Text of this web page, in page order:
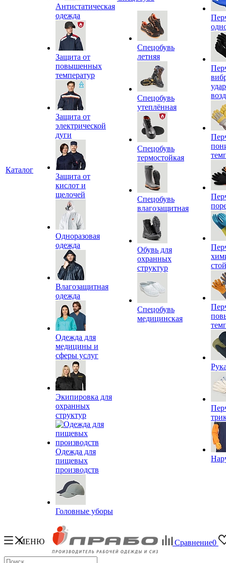
Каталог
Антистатическая
одежда
Защита от
повышенных
температур
Защита от
электрической
дуги
Защита от
кислот и
щелочей
Одноразовая
одежда
Влагозащитная
одежда
Одежда для
медицины и
сферы услуг
Экипировка для
охранных
структур
Одежда для
пищевых
производств
Головные уборы
Спецобувь
летняя
Спецобувь
утеплённая
Спецобувь
термостойкая
Спецобувь
влагозащитная
Обувь для
охранных
структур
Спецобувь
медицинская
МЕНЮ Сравнение0